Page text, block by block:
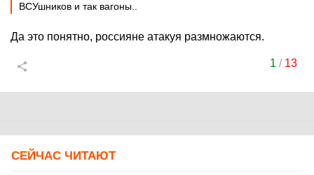
ВСУшников и так вагоны..
Да это понятно, россияне атакуя размножаются.
1 / 13
СЕЙЧАС ЧИТАЮТ